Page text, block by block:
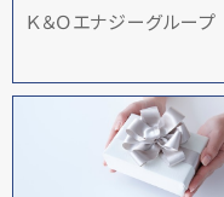
Ｋ＆Ｏエナジーグループ